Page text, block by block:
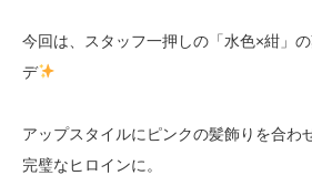
今回は、スタッフ一押しの「水色×紺」
デ
アップスタイルにピンクの髪飾りを合わ
完璧なヒロインに。